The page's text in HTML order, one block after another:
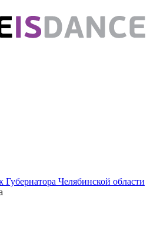
Губернатора Челябинской области